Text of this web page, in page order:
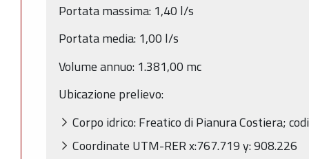
Portata massima: 1,40 l/s
Portata media: 1,00 l/s
Volume annuo: 1.381,00 mc
Ubicazione prelievo:
Corpo idrico: Freatico di Pianura Costiera;
Coordinate UTM-RER x:767.719 y: 908.226